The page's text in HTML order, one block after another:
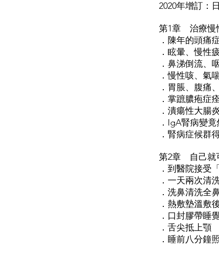
2020年增訂：
第1章 治療慢
．陳年的頭痛
．眩暈、慢性
．鼻涕倒流、
．慢性咳、氣
．胃脹、腹痛
．掌蹠膿疱症
．潰瘍性大腸
．IgA腎病變
．腎病症候群
第2章 自己就
．到醫院接受
．一天兩次清
．洗鼻清洗全
．熱敷墊溫敷
．口封膠帶睡
．舌尖抵上顎
．睡前八分鐘